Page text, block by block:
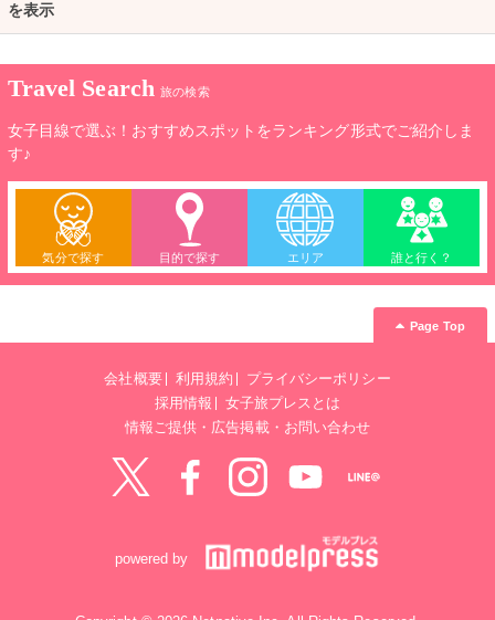
を表示
Travel Search 旅の検索
女子目線で選ぶ！おすすめスポットをランキング形式でご紹介しま
す♪
気分で探す 目的で探す エリア 誰と行く？
Page Top
会社概要 利用規約
プライバシーポリシー
採用情報
女子旅プレスとは
情報ご提供・広告掲載・お問い合わせ
powered by